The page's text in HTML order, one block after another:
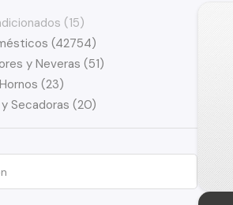
(15)
(42754)
y Neveras (51)
(23)
Secadoras (20)